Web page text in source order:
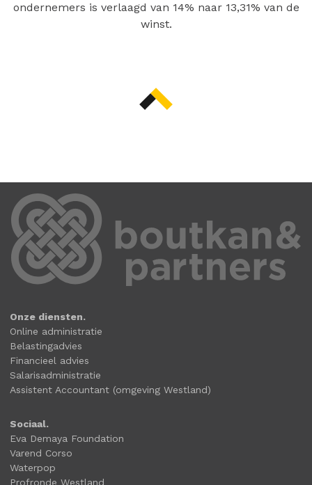
ondernemers is verlaagd van 14% naar 13,31% van de
winst.
Onze diensten.
Online administratie
Belastingadvies
Financieel advies
Salarisadministratie
Assistent Accountant (omgeving Westland)
Sociaal.
Eva Demaya Foundation
Varend Corso
Waterpop
Profronde Westland